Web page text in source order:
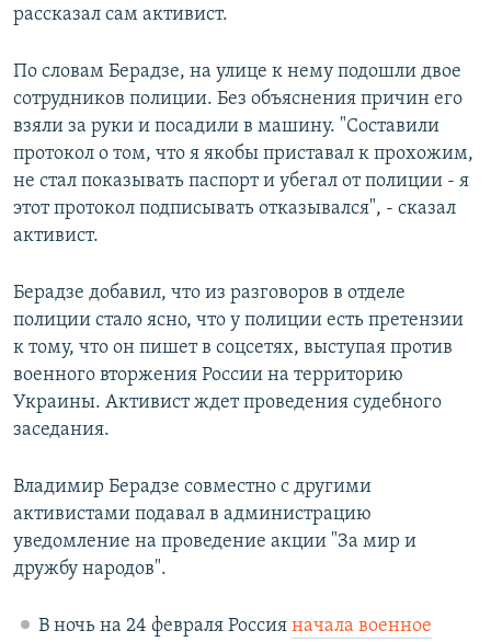
рассказал сам активист.
По словам Берадзе, на улице к нему подошли двое
сотрудников полиции. Без объяснения причин его
взяли за руки и посадили в машину. "Составили
протокол о том, что я якобы приставал к прохожим,
не стал показывать паспорт и убегал от полиции - я
этот протокол подписывать отказывался", - сказал
активист.
Берадзе добавил, что из разговоров в отделе
полиции стало ясно, что у полиции есть претензии
к тому, что он пишет в соцсетях, выступая против
военного вторжения России на территорию
Украины. Активист ждет проведения судебного
заседания.
Владимир Берадзе совместно с другими
активистами подавал в администрацию
уведомление на проведение акции "За мир и
дружбу народов".
В ночь на 24 февраля Россия начала военное